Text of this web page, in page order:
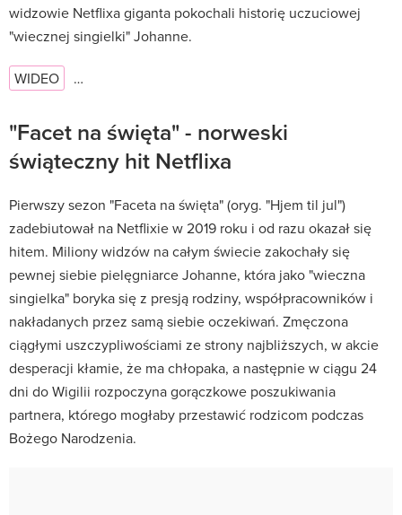
widzowie Netflixa giganta pokochali historię uczuciowej
"wiecznej singielki" Johanne.
WIDEO …
"Facet na święta" - norweski
świąteczny hit Netflixa
Pierwszy sezon "Faceta na święta" (oryg. "Hjem til jul")
zadebiutował na Netflixie w 2019 roku i od razu okazał się
hitem. Miliony widzów na całym świecie zakochały się
pewnej siebie pielęgniarce Johanne, która jako "wieczna
singielka" boryka się z presją rodziny, współpracowników i
nakładanych przez samą siebie oczekiwań. Zmęczona
ciągłymi uszczypliwościami ze strony najbliższych, w akcie
desperacji kłamie, że ma chłopaka, a następnie w ciągu 24
dni do Wigilii rozpoczyna gorączkowe poszukiwania
partnera, którego mogłaby przestawić rodzicom podczas
Bożego Narodzenia.